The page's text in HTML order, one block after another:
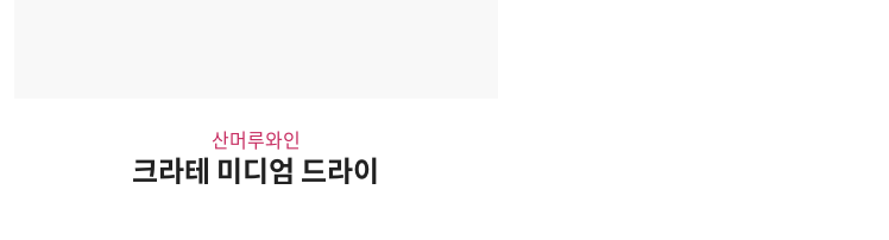
산머루와인
크라테 미디엄 드라이